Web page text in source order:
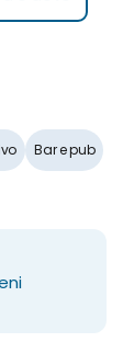
Bar e pub